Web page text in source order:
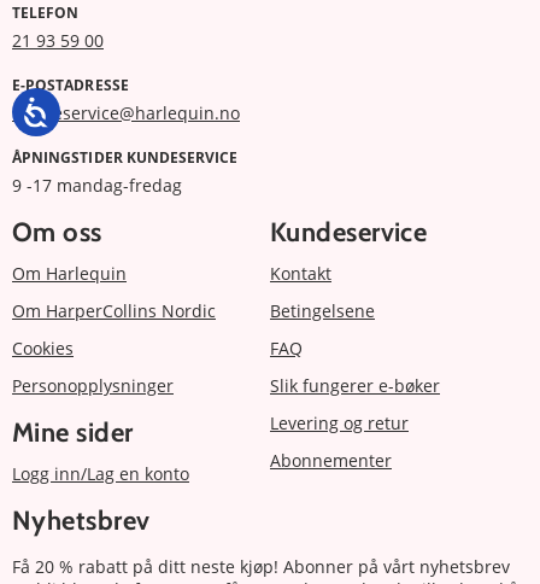
TELEFON
21 93 59 00
E-POSTADRESSE
kundeservice@harlequin.no
ÅPNINGSTIDER KUNDESERVICE
9 -17 mandag-fredag
Om oss
Om Harlequin
Om HarperCollins Nordic
Cookies
Personopplysninger
Mine sider
Logg inn/Lag en konto
Kundeservice
Kontakt
Betingelsene
FAQ
Slik fungerer e-bøker
Levering og retur
Abonnementer
Nyhetsbrev
Få 20 % rabatt på ditt neste kjøp! Abonner på vårt nyhetsbrev